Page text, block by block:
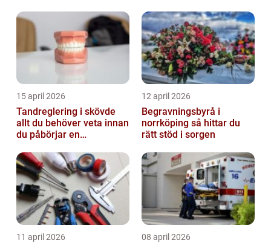
15 april 2026
Tandreglering i skövde
allt du behöver veta innan
du påbörjar en
12 april 2026
Begravningsbyrå i
norrköping så hittar du
rätt stöd i sorgen
11 april 2026 08 april 2026